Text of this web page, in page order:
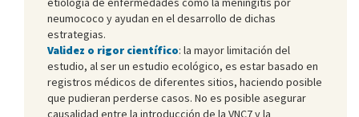
neumococo y ayudan en el desarrollo de dichas
estrategias.
Validez o rigor científico: la mayor limitación del
estudio, al ser un estudio ecológico, es estar basado en
registros médicos de diferentes sitios, haciendo posible
que pudieran perderse casos. No es posible asegurar
causalidad entre la introducción de la VNC7 y la